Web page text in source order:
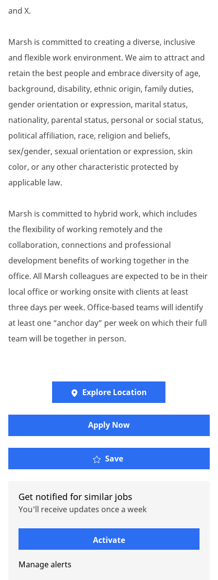
and X.
Marsh is committed to creating a diverse, inclusive
and flexible work environment. We aim to attract and
retain the best people and embrace diversity of age,
background, disability, ethnic origin, family duties,
gender orientation or expression, marital status,
nationality, parental status, personal or social status,
political affiliation, race, religion and beliefs,
sex/gender, sexual orientation or expression, skin
color, or any other characteristic protected by
applicable law.
Marsh is committed to hybrid work, which includes
the flexibility of working remotely and the
collaboration, connections and professional
development benefits of working together in the
office. All Marsh colleagues are expected to be in their
local office or working onsite with clients at least
three days per week. Office-based teams will identify
at least one “anchor day” per week on which their full
team will be together in person.
Explore Location
Apply Now
Save
Get notified for similar jobs
You'll receive updates once a week
Activate
Manage alerts